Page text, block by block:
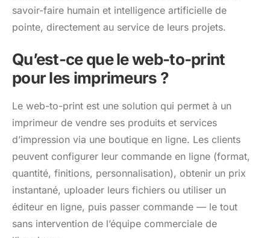
savoir-faire humain et intelligence artificielle de
pointe, directement au service de leurs projets.
Qu’est-ce que le web-to-print
pour les imprimeurs ?
Le web-to-print est une solution qui permet à un
imprimeur de vendre ses produits et services
d’impression via une boutique en ligne. Les clients
peuvent configurer leur commande en ligne (format,
quantité, finitions, personnalisation), obtenir un prix
instantané, uploader leurs fichiers ou utiliser un
éditeur en ligne, puis passer commande — le tout
sans intervention de l’équipe commerciale de